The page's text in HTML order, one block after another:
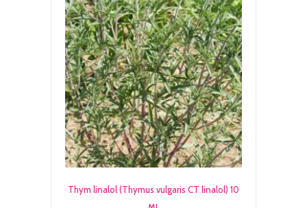
Thym linalol (Thymus vulgaris CT linalol) 10